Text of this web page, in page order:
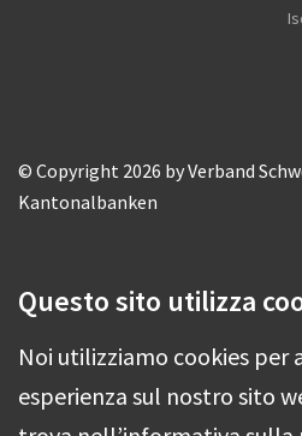
© Copyright 2026 by Verband
Kantonalbanken
Questo sito utilizza
Noi utilizziamo cookies per
esperienza sul nostro sito